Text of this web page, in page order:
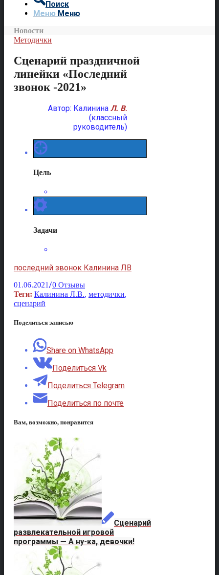
Поиск
Меню Меню
Новости
Методички
Сценарий праздничной
линейки «Последний
звонок -2021»
Автор: Калинина Л. В.
(классный
руководитель)
Цель
Задачи
последний звонок Калинина ЛВ
01.06.2021/0 Отзывы
Теги: Калинина Л.В., методички,
сценарий
Поделиться записью
Share on WhatsApp
Поделиться Vk
Поделиться Telegram
Поделиться по почте
Вам, возможно, понравится
Сценарий
развлекательной игровой
программы — А ну-ка, девочки!